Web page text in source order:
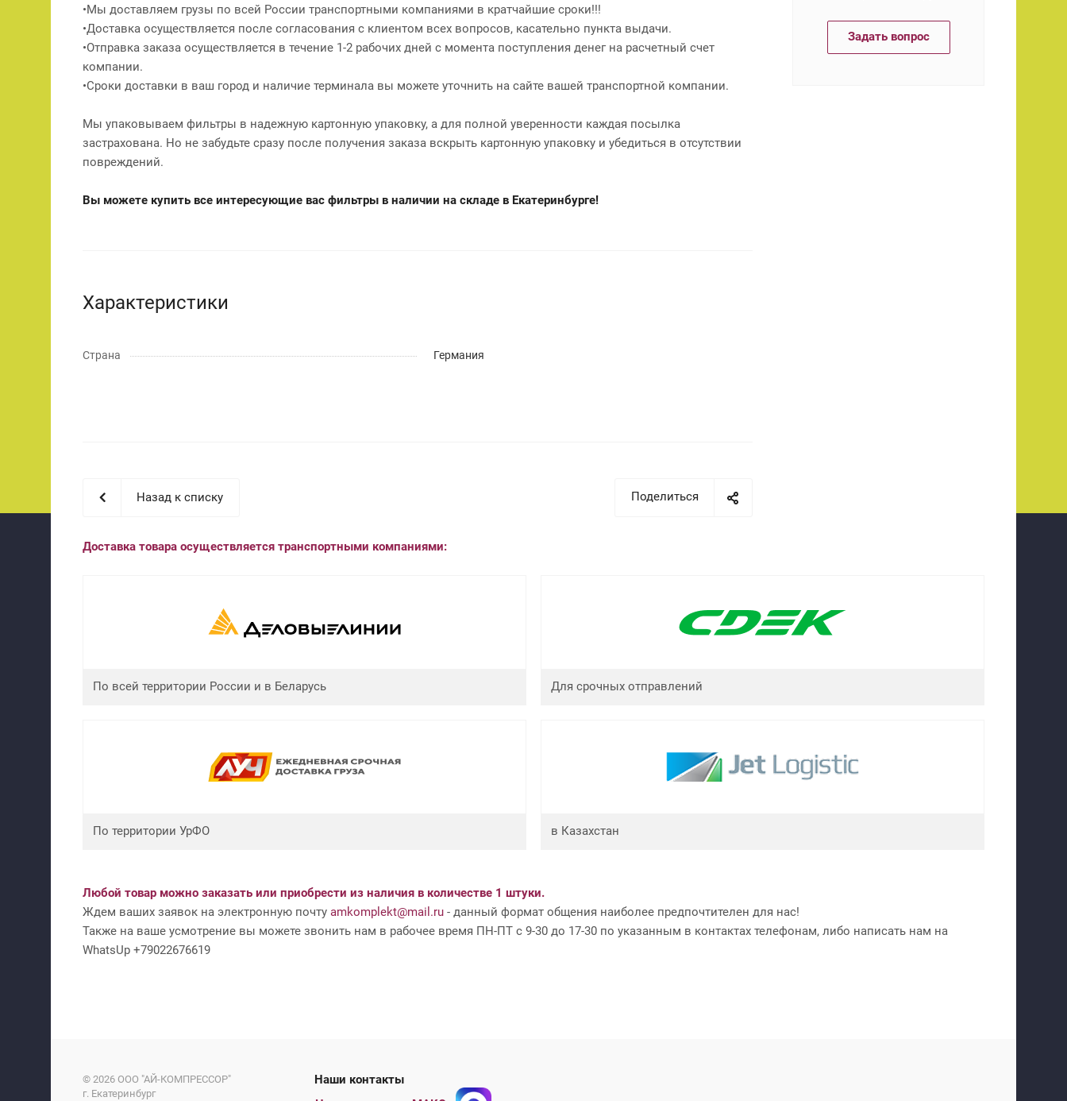
•Мы доставляем грузы по всей России транспортными компаниями в кратчайшие сроки!!!
•Доставка осуществляется после согласования с клиентом всех вопросов, касательно пункта выдачи.
•Отправка заказа осуществляется в течение 1-2 рабочих дней с момента поступления денег на расчетный счет
компании.
•Сроки доставки в ваш город и наличие терминала вы можете уточнить на сайте вашей транспортной компании.
Мы упаковываем фильтры в надежную картонную упаковку, а для полной уверенности каждая посылка
застрахована. Но не забудьте сразу после получения заказа вскрыть картонную упаковку и убедиться в отсутствии
повреждений.
Вы можете купить все интересующие вас фильтры в наличии на складе в Екатеринбурге!
Характеристики
Страна Германия
Задать вопрос
Поделиться
Назад к списку
Доставка товара осуществляется транспортными компаниями:
По всей территории России и в Беларусь Для срочных отправлений
По территории УрФО в Казахстан
Любой товар можно заказать или приобрести из наличия в количестве 1 штуки.
Ждем ваших заявок на электронную почту amkomplekt@mail.ru - данный формат общения наиболее предпочтителен для нас!
Также на ваше усмотрение вы можете звонить нам в рабочее время ПН-ПТ с 9-30 до 17-30 по указанным в контактах телефонам, либо написать нам на
WhatsUp +79022676619
© 2026 ООО "АЙ-КОМПРЕССОР"
г. Екатеринбург
Наши контакты